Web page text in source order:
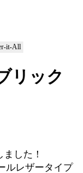
it-All
リック
した！
ルレザータイプ